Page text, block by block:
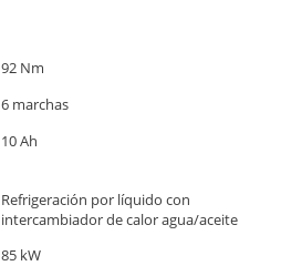
92 Nm
6 marchas
10 Ah
Refrigeración por líquido con
intercambiador de calor agua/aceite
85 kW